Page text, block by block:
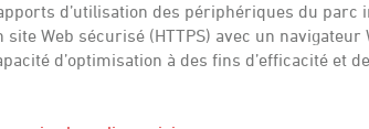
d’utilisation des périphériques du
site Web sécurisé (HTTPS) avec un navigateur
d’optimisation à des fins d’efficacité et